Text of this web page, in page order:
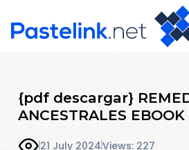
{pdf descargar}
ANCESTRALES EBOOK
21 July 2024Views: 227